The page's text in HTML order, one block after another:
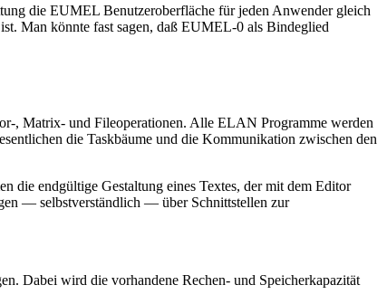
die EUMEL Benutzeroberfläche für jeden Anwender gleich
Man könnte fast sagen, daß EUMEL-0 als Bindeglied
, Matrix- und Fileoperationen. Alle ELAN Programme werden
die Taskbäume und die Kommunikation zwischen den
die endgültige Gestaltung eines Textes, der mit dem Editor
— selbstverständlich — über Schnittstellen zur
Dabei wird die vorhandene Rechen- und Speicherkapazität